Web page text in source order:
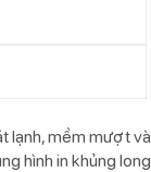
lạnh, mềm mượt và
hình in khủng long